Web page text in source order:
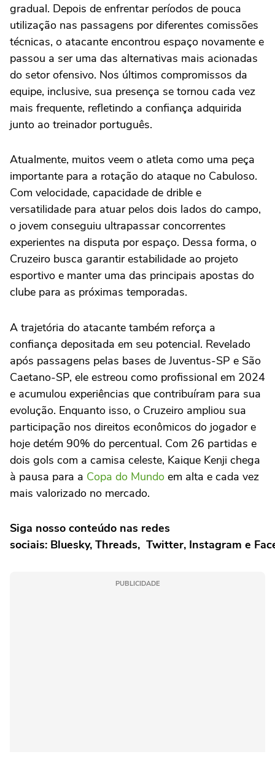
gradual. Depois de enfrentar períodos de pouca
utilização nas passagens por diferentes comissões
técnicas, o atacante encontrou espaço novamente e
passou a ser uma das alternativas mais acionadas
do setor ofensivo. Nos últimos compromissos da
equipe, inclusive, sua presença se tornou cada vez
mais frequente, refletindo a confiança adquirida
junto ao treinador português.
Atualmente, muitos veem o atleta como uma peça
importante para a rotação do ataque no Cabuloso.
Com velocidade, capacidade de drible e
versatilidade para atuar pelos dois lados do campo,
o jovem conseguiu ultrapassar concorrentes
experientes na disputa por espaço. Dessa forma, o
Cruzeiro busca garantir estabilidade ao projeto
esportivo e manter uma das principais apostas do
clube para as próximas temporadas.
A trajetória do atacante também reforça a
confiança depositada em seu potencial. Revelado
após passagens pelas bases de Juventus-SP e São
Caetano-SP, ele estreou como profissional em 2024
e acumulou experiências que contribuíram para sua
evolução. Enquanto isso, o Cruzeiro ampliou sua
participação nos direitos econômicos do jogador e
hoje detém 90% do percentual. Com 26 partidas e
dois gols com a camisa celeste, Kaique Kenji chega
à pausa para a Copa do Mundo em alta e cada vez
mais valorizado no mercado.
Siga nosso conteúdo nas redes
sociais: Bluesky, Threads, Twitter, Instagram e
PUBLICIDADE